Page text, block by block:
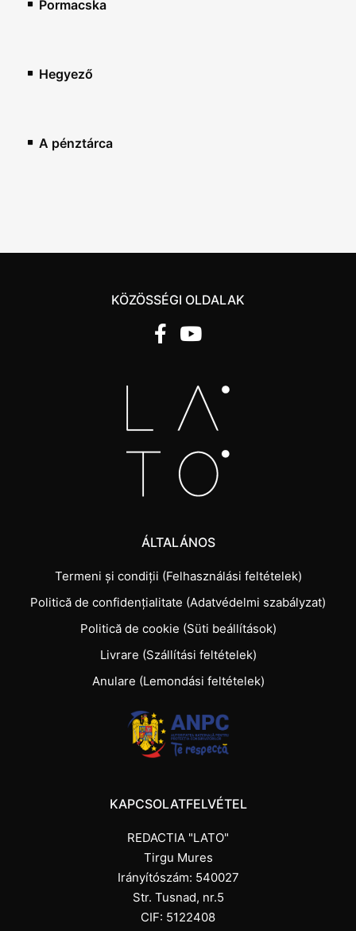
Pormacska
Hegyező
A pénztárca
KÖZÖSSÉGI OLDALAK
ÁLTALÁNOS
Termeni și condiții (Felhasználási feltételek)
Politică de confidențialitate (Adatvédelmi szabályzat)
Politică de cookie (Süti beállítások)
Livrare (Szállítási feltételek)
Anulare (Lemondási feltételek)
KAPCSOLATFELVÉTEL
REDACTIA "LATO"
Tirgu Mures
Irányítószám: 540027
Str. Tusnad, nr.5
CIF: 5122408